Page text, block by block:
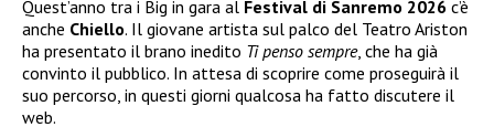
Quest’anno tra i Big in gara al Festival di Sanremo 2026 c’è
anche Chiello. Il giovane artista sul palco del Teatro Ariston
ha presentato il brano inedito Ti penso sempre, che ha già
convinto il pubblico. In attesa di scoprire come proseguirà il
suo percorso, in questi giorni qualcosa ha fatto discutere il
web.